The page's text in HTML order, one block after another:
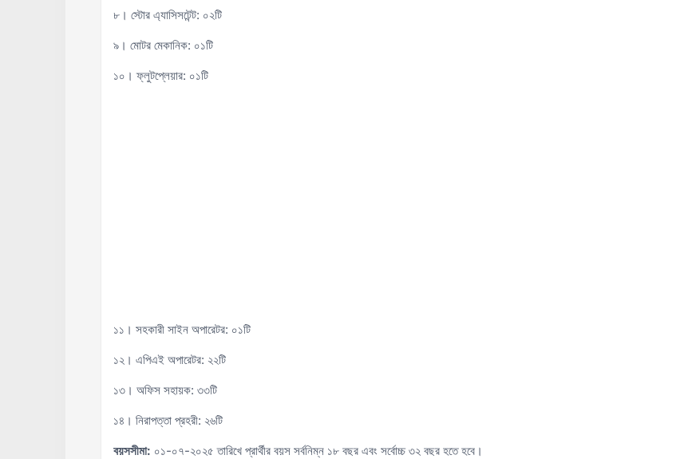
৮। স্টোর এ্যাসিসটেন্ট: ০২টি
৯। মোটর মেকানিক: ০১টি
১০। ফ্লুটপ্লেয়ার: ০১টি
১১। সহকারী সাইন অপারেটর: ০১টি
১২। এপিএই অপারেটর: ২২টি
১৩। অফিস সহায়ক: ৩৩টি
১৪। নিরাপত্তা প্রহরী: ২৬টি
বয়সসীমা: ০১-০৭-২০২৫ তারিখে প্রার্থীর বয়স সর্বনিম্ন ১৮ বছর এবং সর্বোচ্চ ৩২ বছর হতে হবে।